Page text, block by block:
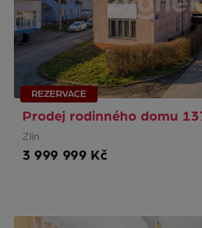
REZERVACE
Prodej rodinného domu
Zlín
3 999 999 Kč